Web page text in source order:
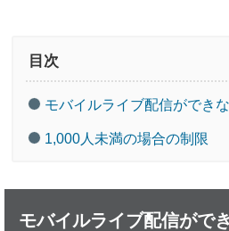
目次
モバイルライブ配信ができ
1,000人未満の場合の制限
モバイルライブ配信がで